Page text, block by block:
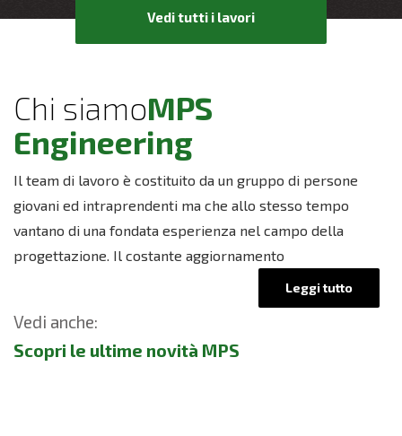
Vedi tutti i lavori
Chi siamoMPS
Engineering
Il team di lavoro è costituito da un gruppo di persone
giovani ed intraprendenti ma che allo stesso tempo
vantano di una fondata esperienza nel campo della
progettazione. Il costante aggiornamento
Leggi tutto
Vedi anche:
Scopri le ultime novità MPS